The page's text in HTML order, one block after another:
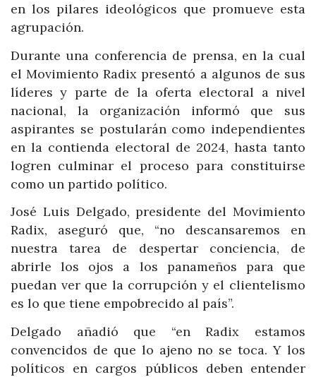
en los pilares ideológicos que promueve esta
agrupación.
Durante una conferencia de prensa, en la cual
el Movimiento Radix presentó a algunos de sus
líderes y parte de la oferta electoral a nivel
nacional, la organización informó que sus
aspirantes se postularán como independientes
en la contienda electoral de 2024, hasta tanto
logren culminar el proceso para constituirse
como un partido político.
José Luis Delgado, presidente del Movimiento
Radix, aseguró que, “no descansaremos en
nuestra tarea de despertar conciencia, de
abrirle los ojos a los panameños para que
puedan ver que la corrupción y el clientelismo
es lo que tiene empobrecido al país”.
Delgado añadió que “en Radix estamos
convencidos de que lo ajeno no se toca. Y los
políticos en cargos públicos deben entender